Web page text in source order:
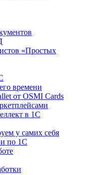
«Простых
времени
от OSMI Cards
в 1С
у самих себя
по 1С